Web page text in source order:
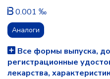
0.001 ‰
Аналоги
Все формы выпуска,
регистрационные
лекарства,